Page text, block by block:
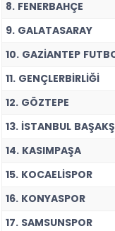
8. FENERBAHÇE
9. GALATASARAY
10. GAZİANTEP
11. GENÇLERBİRLİĞİ
12. GÖZTEPE
13. İSTANBUL
14. KASIMPAŞA
15. KOCAELİSPOR
16. KONYASPOR
17. SAMSUNSPOR